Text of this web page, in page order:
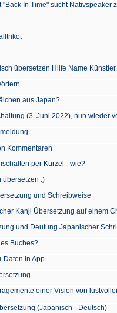
"Back In Time" sucht Nativspeaker
übersetzen Hilfe Name
aus Japan?
(3. Juni 2022), nun wieder
Kommentaren
per Kürzel - wie?
übersetzen :)
und Schreibweise
Kanji Übersetzung auf einem
und Deutung Japanischer
Buches?
Daten in App
einer Vision von
(Japanisch - Deutsch)